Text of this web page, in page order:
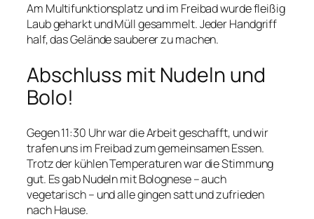
Am Multifunktionsplatz und im Freibad wurde fleißig
Laub geharkt und Müll gesammelt. Jeder Handgriff
half, das Gelände sauberer zu machen.
Abschluss mit Nudeln und
Bolo!
Gegen 11:30 Uhr war die Arbeit geschafft, und wir
trafen uns im Freibad zum gemeinsamen Essen.
Trotz der kühlen Temperaturen war die Stimmung
gut. Es gab Nudeln mit Bolognese – auch
vegetarisch – und alle gingen satt und zufrieden
nach Hause.